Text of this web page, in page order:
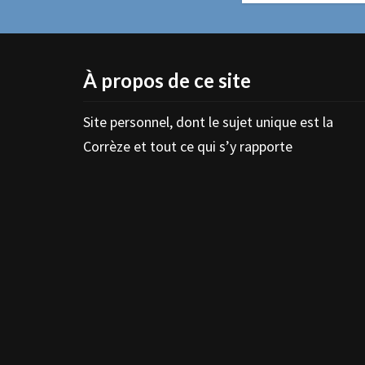
À propos de ce site
Site personnel, dont le sujet unique est la
Corrèze et tout ce qui s’y rapporte